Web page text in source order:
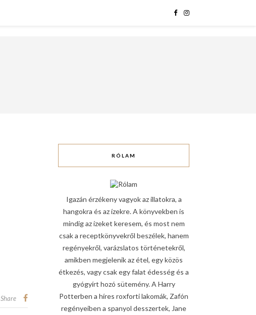
Share
RÓLAM
Igazán érzékeny vagyok az illatokra, a
hangokra és az ízekre. A könyvekben is
mindig az ízeket keresem, és most nem
csak a receptkönyvekről beszélek, hanem
regényekről, varázslatos történetekről,
amikben megjelenik az étel, egy közös
étkezés, vagy csak egy falat édesség és a
gyógyírt hozó sütemény. A Harry
Potterben a híres roxforti lakomák, Zafón
regényeiben a spanyol desszertek, Jane